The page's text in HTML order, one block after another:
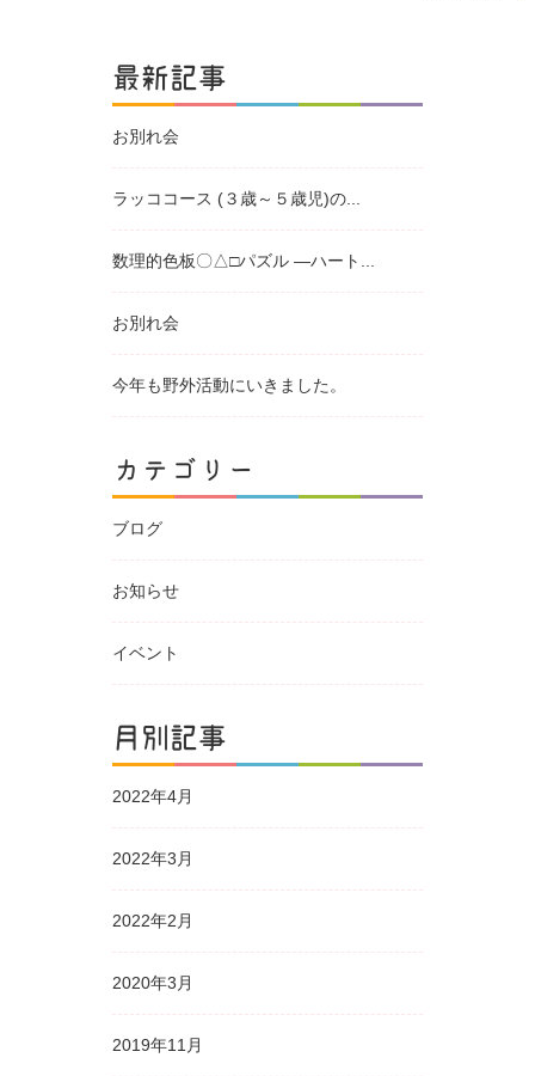
最新記事
お別れ会
ラッココース (３歳～５歳児)の...
数理的色板〇△□パズル ―ハート...
お別れ会
今年も野外活動にいきました。
カテゴリー
ブログ
お知らせ
イベント
月別記事
2022年4月
2022年3月
2022年2月
2020年3月
2019年11月